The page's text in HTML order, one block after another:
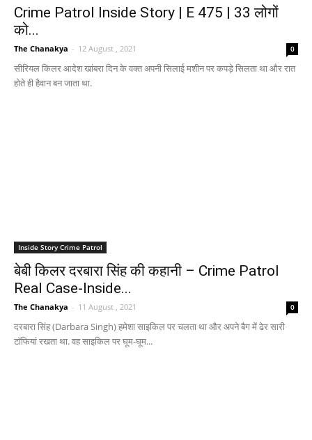
Crime Patrol Inside Story | E 475 | 33 लोगों
को...
The Chanakya - 12 August , 2021 0
सीरियल किलर आदेश खांबरा दिन के वक्त अपनी सिलाई मशीन पर कपड़े सिलता था और रात
होते ही हैवान बन जाता था.
Inside Story Crime Patrol
बेबी किलर दरबारा सिंह की कहानी – Crime Patrol
Real Case-Inside...
The Chanakya - 11 August , 2021 0
दरबारा सिंह (Darbara Singh) हमेशा साइकिल पर चलता था और अपने बैग में ढेर सारी
टॉफियां रखता था. वह साइकिल पर घूम-घूम...